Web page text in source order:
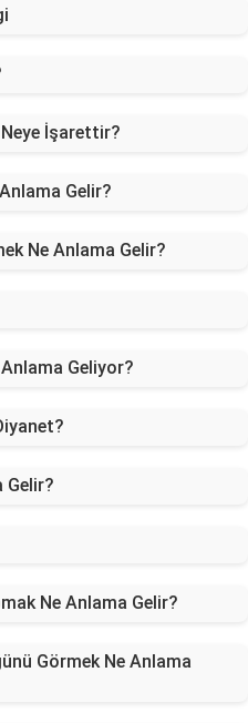
İşarettir?
Gelir?
Ne Anlama Gelir?
Geliyor?
Gelir?
Ne Anlama Gelir?
Görmek Ne Anlama